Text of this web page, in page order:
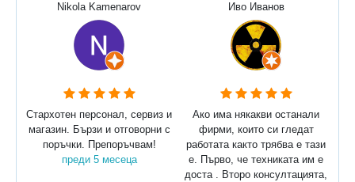
Nikola Kamenarov
Стархотен персонал, сервиз и
магазин. Бързи и отговорни с
поръчки. Препоръчвам!
преди 5 месеца
Иво Иванов
Ако има някакви останали
фирми, които си гледат
работата както трябва е тази
е. Първо, че техниката им е
доста . Второ консултацията,